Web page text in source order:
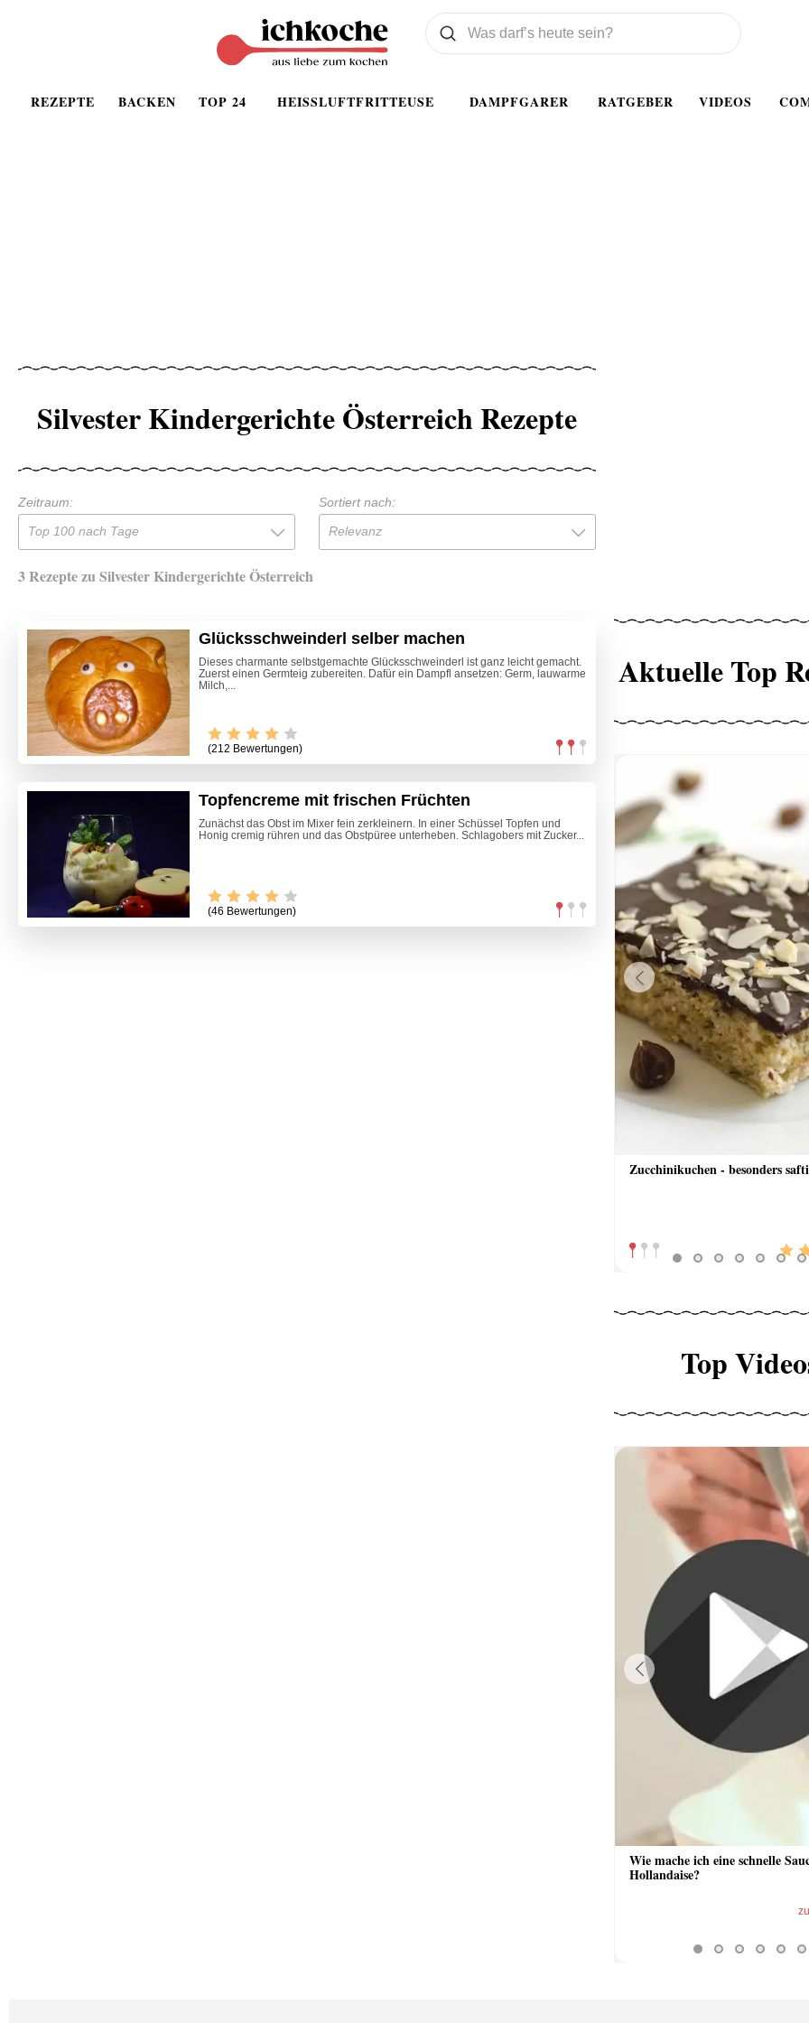
REZEPTE BACKEN TOP 24 HEISSLUFTFRITTEUSE DAMPFGARER RATGEBER VIDEOS
Was wollen Sie suchen
Suchen
Silvester Kindergerichte Österreich Rezepte
Zeitraum:
Top 100 nach Tage
Sortiert nach:
Relevanz
3 Rezepte zu Silvester Kindergerichte Österreich
Glücksschweinderl selber machen
Dieses charmante selbstgemachte Glücksschweinderl ist ganz leicht gemacht.
Zuerst einen Germteig zubereiten. Dafür ein Dampfl ansetzen: Germ, lauwarme
Milch,...
(212 Bewertungen)
Topfencreme mit frischen Früchten
Zunächst das Obst im Mixer fein zerkleinern. In einer Schüssel Topfen und
Honig cremig rühren und das Obstpüree unterheben. Schlagobers mit Zucker...
(46 Bewertungen)
Aktuelle Top
Zucchinikuchen - besonders
Previous
Top
Wie mache ich eine schnelle
Hollandaise?
Previous